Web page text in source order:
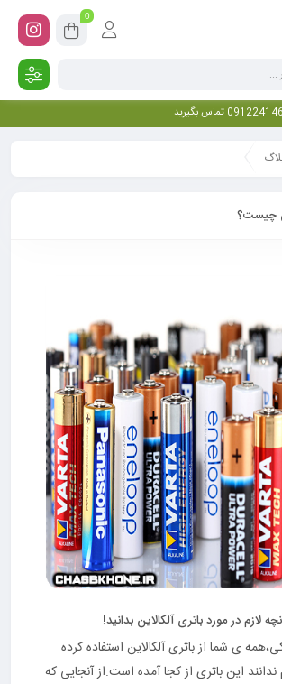
0
چیست؟
لازم در مورد باتری آلکالاین بدانید!
ی شما از باتری آلکالاین استفاده کرده
این باتری از کجا آمده است.از آنجایی که